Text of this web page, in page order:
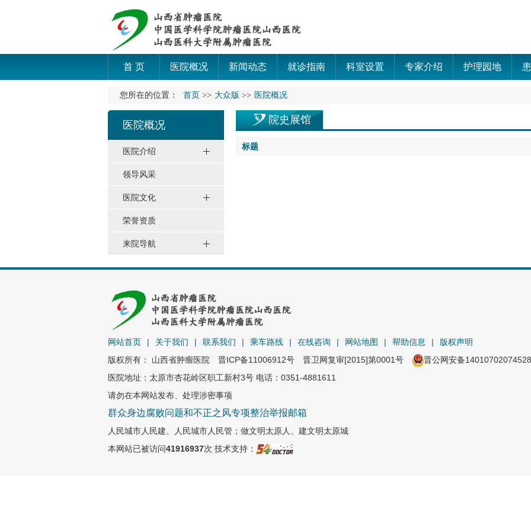
首 页 医院概况 新闻动态 就诊指南 科室设置 专家介绍 护理园地
您所在的位置： 首页 >> 大众版 >> 医院概况
医院概况
医院介绍
领导风采
医院文化
荣誉资质
来院导航
院史展馆
标题
网站首页 | 关于我们 | 联系我们 | 乘车路线 | 在线咨询 | 网站地图 | 帮助信息 |
版权声明
版权所有： 山西省肿瘤医院 晋ICP备11006912号 晋卫网复审[2015]第0001号
晋公网安备14010702074528
医院地址：太原市杏花岭区职工新村3号 电话：0351-4881611
请勿在本网站发布、处理涉密事项
群众身边腐败问题和不正之风专项整治举报邮箱
人民城市人民建、人民城市人民管；做文明太原人、建文明太原城
本网站已被访问41916937次 技术支持：